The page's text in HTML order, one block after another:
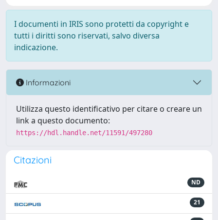
I documenti in IRIS sono protetti da copyright e
tutti i diritti sono riservati, salvo diversa
indicazione.
Informazioni
Utilizza questo identificativo per citare o creare un
link a questo documento:
https://hdl.handle.net/11591/497280
Citazioni
ND
21